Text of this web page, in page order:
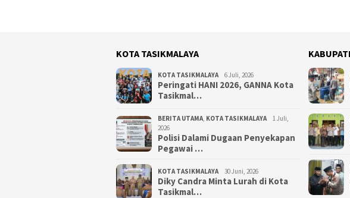
KOTA TASIKMALAYA
KOTA TASIKMALAYA 6 Juli, 2026
Peringati HANI 2026, GANNA Kota
Tasikmal…
BERITA UTAMA, KOTA TASIKMALAYA
1 Juli,
2026
Polisi Dalami Dugaan Penyekapan
Pegawai …
KOTA TASIKMALAYA 30 Juni, 2026
Diky Candra Minta Lurah di Kota
Tasikmal…